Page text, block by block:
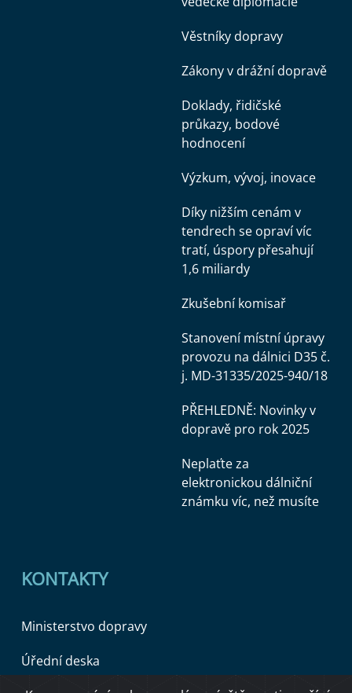
Věstníky dopravy
Zákony v drážní dopravě
Doklady, řidičské
průkazy, bodové
hodnocení
Výzkum, vývoj, inovace
Díky nižším cenám v
tendrech se opraví víc
tratí, úspory přesahují
1,6 miliardy
Zkušební komisař
Stanovení místní úpravy
provozu na dálnici D35 č.
j. MD-31335/2025-940/18
PŘEHLEDNĚ: Novinky v
dopravě pro rok 2025
Neplaťte za
elektronickou dálniční
známku víc, než musíte
KONTAKTY
Ministerstvo dopravy
Úřední deska